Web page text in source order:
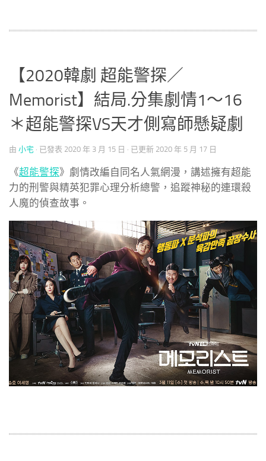
【2020韓劇 超能警探／
Memorist】結局.分集劇情1～16
＊超能警探VS天才側寫師懸疑劇
由 小宅 · 已發表 2020 年 3 月 15 日 · 已更新 2020 年 5 月 17 日
《超能警探》劇情改編自同名人氣網漫，講述擁有超能
力的刑警與精英犯罪心理分析總警，追蹤神秘的連環殺
人魔的偵查故事。